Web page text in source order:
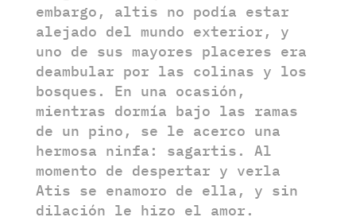
embargo, altis no podía estar
alejado del mundo exterior, y
uno de sus mayores placeres era
deambular por las colinas y los
bosques. En una ocasión,
mientras dormía bajo las ramas
de un pino, se le acerco una
hermosa ninfa: sagartis. Al
momento de despertar y verla
Atis se enamoro de ella, y sin
dilación le hizo el amor.